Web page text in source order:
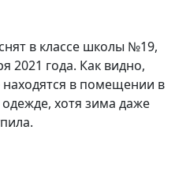
в классе школы №19,
2021 года. Как видно,
находятся в помещении в
хотя зима даже